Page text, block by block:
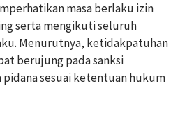
masa berlaku izin
serta mengikuti seluruh
Menurutnya, ketidakpatuhan
berujung pada sanksi
sesuai ketentuan hukum